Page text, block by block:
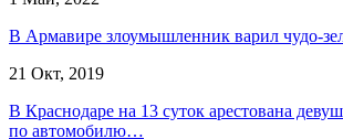
В Армавире злоумышленник варил чудо-
21 Окт, 2019
В Краснодаре на 13 суток арестована
по автомобилю…